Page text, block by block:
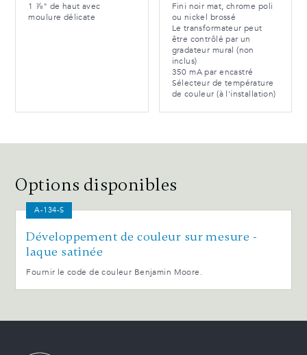
1 ⅞" de haut avec
moulure délicate
Fini noir mat, chrome poli
ou nickel brossé
Le transformateur peut
être contrôlé par un
gradateur mural (non
inclus)
350 mA par encastré
Sélecteur de température
de couleur (à l'installation)
Options disponibles
A-134-S
Développement de couleur sur mesure -
laque satinée
Fournir le code de couleur Benjamin Moore.